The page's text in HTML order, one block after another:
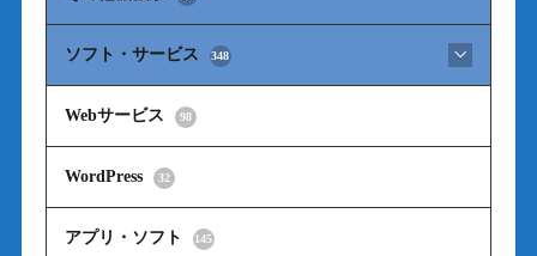
ソフト・サービス 348
Webサービス 98
WordPress 32
アプリ・ソフト 145